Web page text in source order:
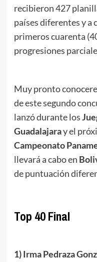
recibieron 427
países diferentes y
primeros cuarenta
progresiones
Muy pronto
de este segundo
lanzó durante los
Guadalajaray el
Campeonato
llevará a cabo en
de puntuación
Top 40 Final
1) Irma Pedraza